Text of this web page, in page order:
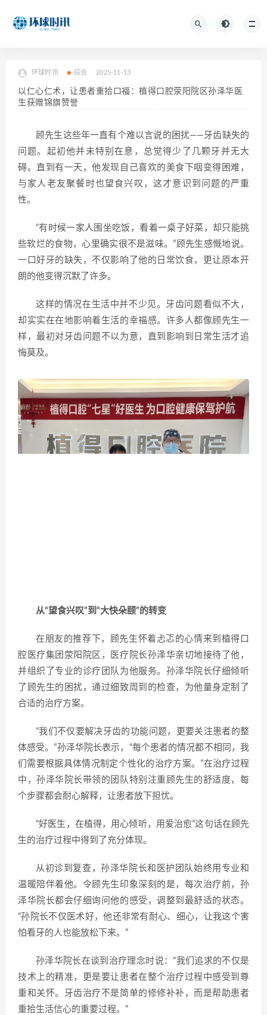
环球时讯 综合 2025-11-13
以仁心仁术，让患者重拾口福：植得口腔荥阳院区孙泽华医
生获赠锦旗赞誉
顾先生这些年一直有个难以言说的困扰——牙齿缺失的
问题。起初他并未特别在意，总觉得少了几颗牙并无大
碍。直到有一天，他发现自己喜欢的美食下咽变得困难，
与家人老友聚餐时也望食兴叹，这才意识到问题的严重
性。
“有时候一家人围坐吃饭，看着一桌子好菜，却只能挑
些软烂的食物，心里确实很不是滋味。”顾先生感慨地说。
一口好牙的缺失，不仅影响了他的日常饮食，更让原本开
朗的他变得沉默了许多。
这样的情况在生活中并不少见。牙齿问题看似不大，
却实实在在地影响着生活的幸福感。许多人都像顾先生一
样，最初对牙齿问题不以为意，直到影响到日常生活才追
悔莫及。
从“望食兴叹”到“大快朵颐”的转变
在朋友的推荐下，顾先生怀着忐忑的心情来到植得口
腔医疗集团荥阳院区，医疗院长孙泽华亲切地接待了他，
并组织了专业的诊疗团队为他服务。孙泽华院长仔细倾听
了顾先生的困扰，通过细致周到的检查，为他量身定制了
合适的治疗方案。
“我们不仅要解决牙齿的功能问题，更要关注患者的整
体感受。”孙泽华院长表示，“每个患者的情况都不相同，我
们需要根据具体情况制定个性化的治疗方案。”在治疗过程
中，孙泽华院长带领的团队特别注重顾先生的舒适度，每
个步骤都会耐心解释，让患者放下担忧。
“好医生，在植得，用心倾听，用爱治愈”这句话在顾先
生的治疗过程中得到了充分体现。
从初诊到复查，孙泽华院长和医护团队始终用专业和
温暖陪伴着他。令顾先生印象深刻的是，每次治疗前，孙
泽华院长都会仔细询问他的感受，调整到最舒适的状态。
“孙院长不仅医术好，他还非常有耐心、细心，让我这个害
怕看牙的人也能放松下来。”
孙泽华院长在谈到治疗理念时说：“我们追求的不仅是
技术上的精准，更是要让患者在整个治疗过程中感受到尊
重和关怀。牙齿治疗不是简单的修修补补，而是帮助患者
重拾生活信心的重要过程。”